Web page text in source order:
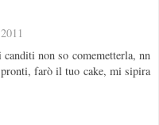
non so comemetterla, nn
farò il tuo cake, mi sipira